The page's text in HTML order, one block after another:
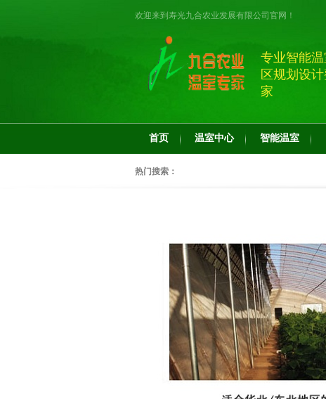
欢迎来到寿光九合农业发展有限公司官网！
专业智能
区规划设
家
首页 温室中心 智能温室
热门搜索：